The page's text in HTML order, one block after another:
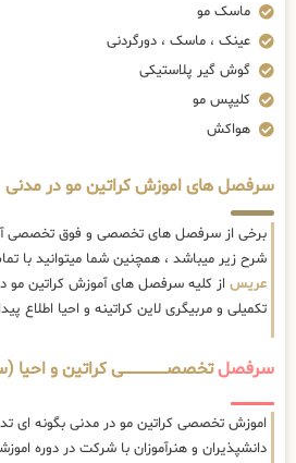
ماسک مو
عینک ، ماسک ، دورگردنی
گوش گیر پلاستیکی
کلیپس مو
هواکش
سرفصل های اموزش کراتین مو در مدنی
برخی از سرفصل های تخصصی و فوق تخصصی
شرح زیر میباشد ، همچنین شما میتوانید با
عریس از کلیه سرفصل های آموزش کراتین
تکمیلی و مربیگری لاین کراتینه و احیا اطلاع
سرفصلتخصصــــــــــــــــــــی کراتین و
اموزش تخصصی کراتین مو در مدنی بگونه ای
دانشپذیران و هنرآموزان با شرکت در دوره